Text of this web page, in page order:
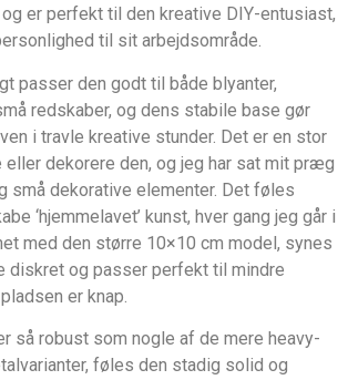
er perfekt til den kreative DIY-entusiast,
til sit arbejdsområde.
passer den godt til både blyanter,
redskaber, og dens stabile base gør
i travle kreative stunder. Det er en stor
dekorere den, og jeg har sat mit præg
små dekorative elementer. Det føles
‘hjemmelavet’ kunst, hver gang jeg går i
med den større 10×10 cm model, synes
diskret og passer perfekt til mindre
er knap.
så robust som nogle af de mere heavy-
føles den stadig solid og